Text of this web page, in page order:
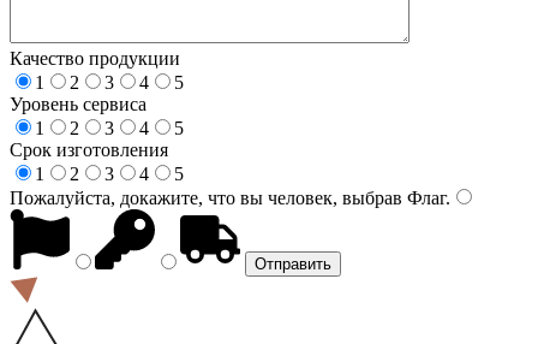
Качество продукции
1
2 3 4
5
Уровень сервиса
1
2 3 4
5
Срок изготовления
1
2 3 4
5
Пожалуйста, докажите, что вы человек, выбрав Флаг.